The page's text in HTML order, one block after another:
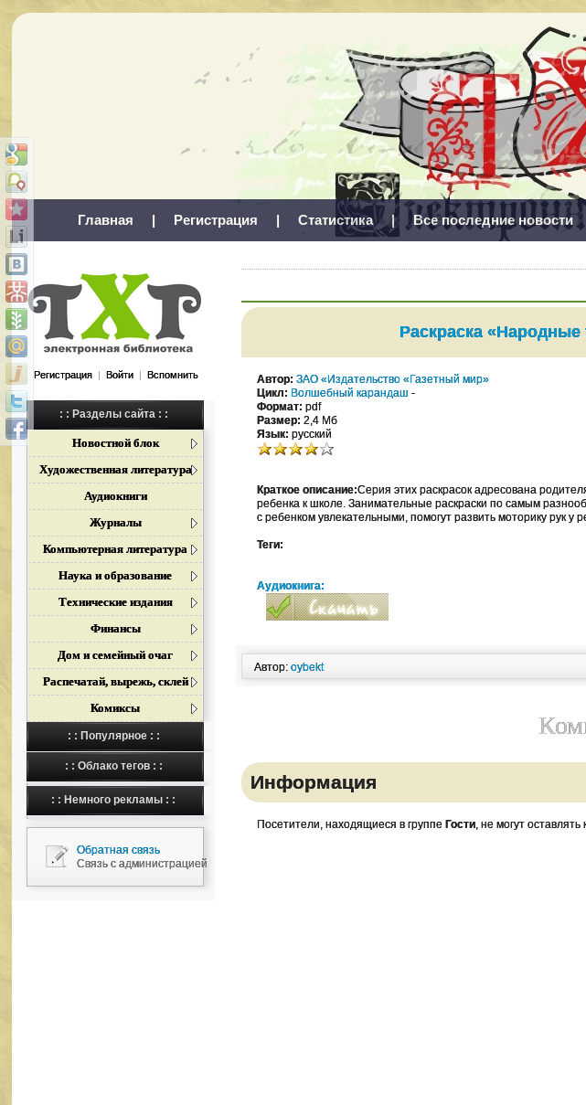
Главная | Регистрация | Статистика | Все последние новости
Регистрация | Войти | Вспомнить
: : Разделы сайта : :
Новостной блок
Художественная литература
Аудиокниги
Журналы
Компьютерная литература
Наука и образование
Технические издания
Финансы
Дом и семейный очаг
Распечатай, вырежь, склей
Комиксы
: : Популярное : :
: : Облако тегов : :
: : Немного рекламы : :
Обратная связь
Связь с администрацией
Раскраска
Автор: ЗАО «Издательство «Газетный мир»
Цикл: Волшебный карандаш -
Формат: pdf
Размер: 2,4 Мб
Язык: русский
Краткое описание:Серия этих раскрасок адресована
ребенка к школе. Занимательные раскраски по самым
с ребенком увлекательными, помогут развить моторику рук у
Теги:
Аудиокнига:
Автор:oybekt
Информация
Посетители, находящиеся в группе Гости, не могут